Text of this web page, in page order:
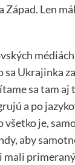
Západ. Len
sa Ukrajinka
sa tam aj
a po
všetko je,
aby